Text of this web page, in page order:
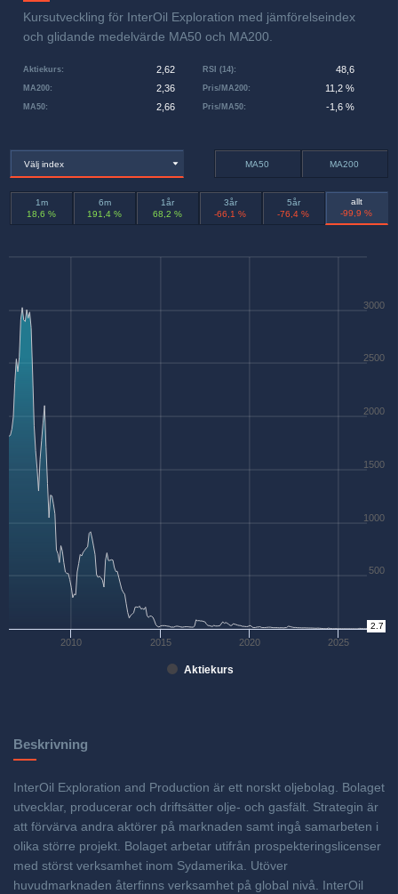
Kursutveckling för InterOil Exploration med jämförelseindex
och glidande medelvärde MA50 och MA200.
Aktiekurs: 2,62
MA50: 2,66
MA200: 2,36 Pris/MA200: 11,2 %
RSI (14): 48,6
Pris/MA50: -1,6 %
Välj index MA50 MA200
1m
18,6 %
6m
191,4 %
1år
68,2 %
3år
-66,1 %
5år
-76,4 %
allt
-99,9 %
Aktiekurs
2010 2015 2020 2025
0
500
1000
1500
2000
2500
3000
2.7
Beskrivning
InterOil Exploration and Production är ett norskt oljebolag. Bolaget
utvecklar, producerar och driftsätter olje- och gasfält. Strategin är
att förvärva andra aktörer på marknaden samt ingå samarbeten i
olika större projekt. Bolaget arbetar utifrån prospekteringslicenser
med störst verksamhet inom Sydamerika. Utöver
huvudmarknaden återfinns verksamhet på global nivå. InterOil